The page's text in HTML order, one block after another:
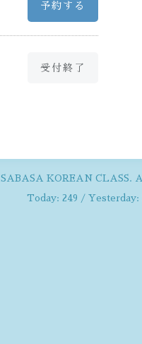
予約する
受付終了
SABASA KOREAN CLASS.
Today: 249 / Yesterday: